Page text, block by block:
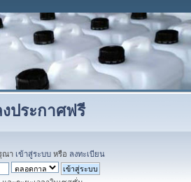
ประกาศฟรี
ณา เข้าสู่ระบบ หรือ ลงทะเบียน